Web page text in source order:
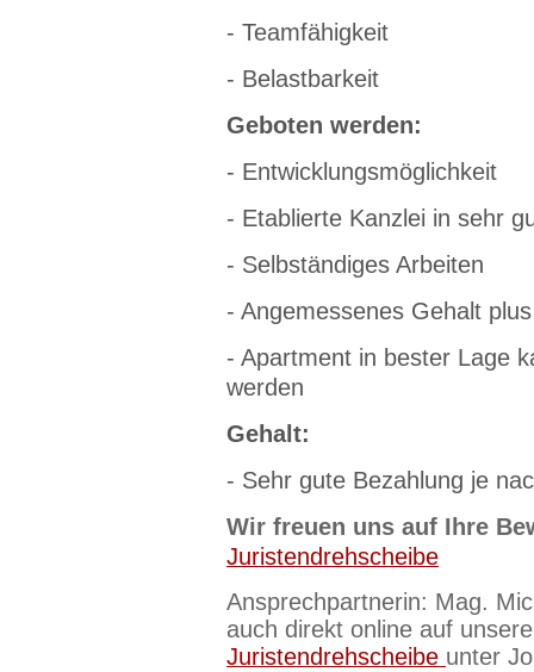
- Teamfähigkeit
- Belastbarkeit
Geboten werden:
- Entwicklungsmöglichkeit
- Etablierte Kanzlei in sehr
- Selbständiges Arbeiten
- Angemessenes Gehalt
- Apartment in bester Lage
werden
Gehalt:
- Sehr gute Bezahlung je
Wir freuen uns auf Ihre
Juristendrehscheibe
Ansprechpartnerin: Mag.
auch direkt online auf
Juristendrehscheibe unter